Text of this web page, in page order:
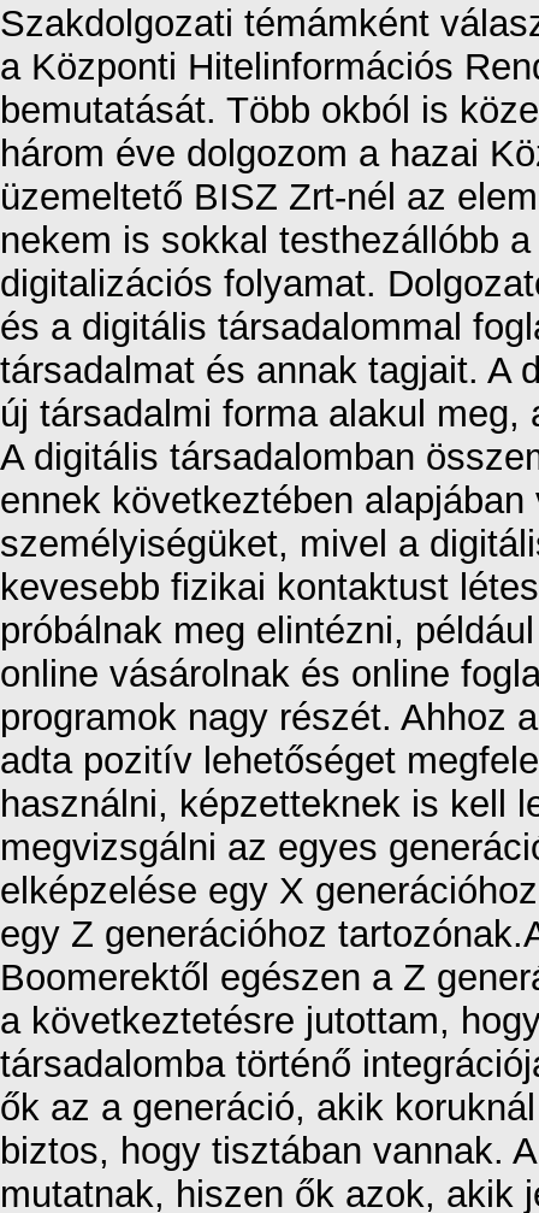
Szakdolgozati témámként
a Központi Hitelinformációs
bemutatását. Több okból is
három éve dolgozom a hazai
üzemeltető BISZ Zrt-nél az
nekem is sokkal testhezállóbb
digitalizációs folyamat.
és a digitális társadalommal
társadalmat és annak tagjait. A
új társadalmi forma alakul
A digitális társadalomban
ennek következtében
személyiségüket, mivel a
kevesebb fizikai kontaktust
próbálnak meg elintézni,
online vásárolnak és online
programok nagy részét. Ahhoz
adta pozitív lehetőséget
használni, képzetteknek is kell
megvizsgálni az egyes
elképzelése egy X
egy Z generációhoz
Boomerektől egészen a Z
a következtetésre jutottam,
társadalomba történő
ők az a generáció, akik
biztos, hogy tisztában vannak.
mutatnak, hiszen ők azok, akik